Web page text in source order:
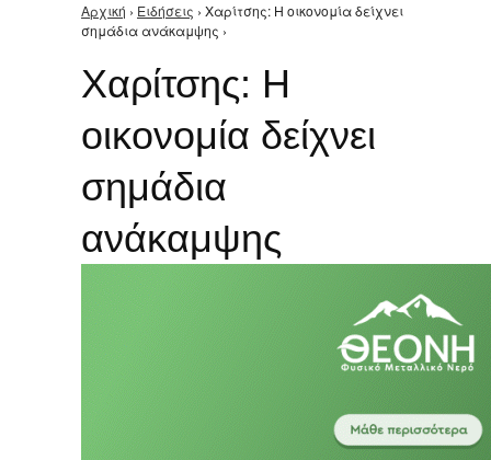
Είστε εδώ
Αρχική › Ειδήσεις › Χαρίτσης: Η οικονομία δείχνει
σημάδια ανάκαμψης ›
Χαρίτσης: Η
οικονομία δείχνει
σημάδια
ανάκαμψης